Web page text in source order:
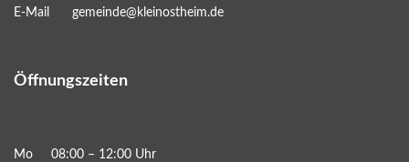
E-Mail gemeinde@kleinostheim.de
Öffnungszeiten
Mo 08:00 – 12:00 Uhr